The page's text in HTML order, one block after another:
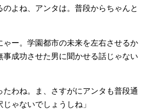
のよね、アンタは。普段からちゃんと
ゃー。学園都市の未来を左右させるか
事成功させた男に聞かせる話じゃない
たわね。ま、さすがにアンタも普段通
ゃないでしょうしね」